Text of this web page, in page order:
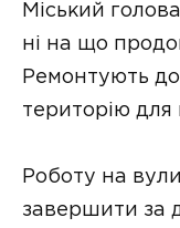
Міський
ні на що
Ремонтують
територію для
Роботу на
завершити за